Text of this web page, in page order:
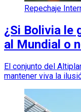
Repechaje
¿Si Bolivia le
al Mundial o
El conjunto del
mantener viva la